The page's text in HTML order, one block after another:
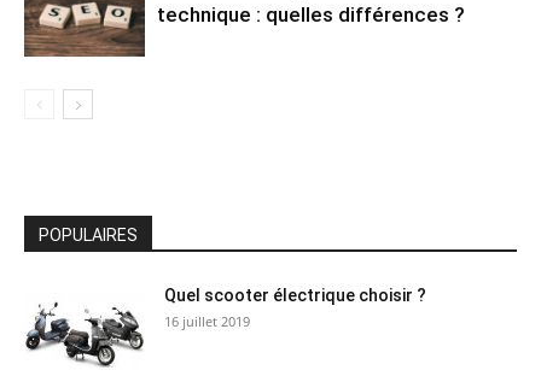
technique : quelles différences ?
POPULAIRES
Quel scooter électrique choisir ?
16 juillet 2019